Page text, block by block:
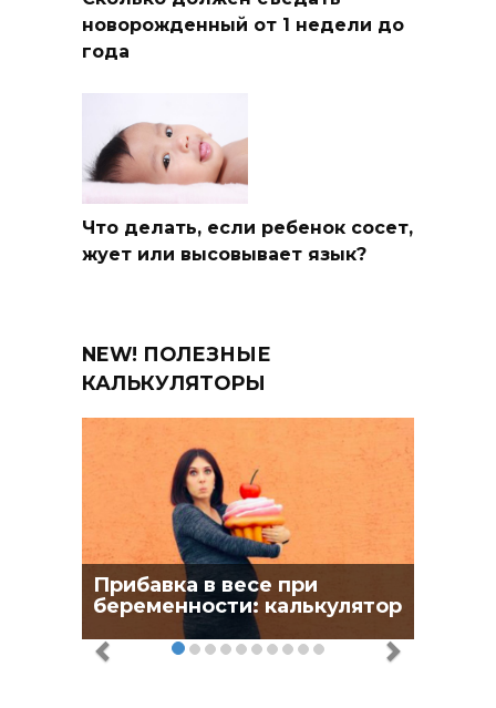
новорожденный от 1 недели до
года
Что делать, если ребенок сосет,
жует или высовывает язык?
NEW! ПОЛЕЗНЫЕ
КАЛЬКУЛЯТОРЫ
Прибавка в весе при
беременности: калькулятор